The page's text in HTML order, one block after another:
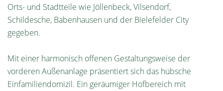
Orts- und Stadtteile wie Jöllenbeck, Vilsendorf,
Schildesche, Babenhausen und der Bielefelder City
gegeben.
Mit einer harmonisch offenen Gestaltungsweise der
vorderen Außenanlage präsentiert sich das hübsche
Einfamiliendomizil. Ein geräumiger Hofbereich mit